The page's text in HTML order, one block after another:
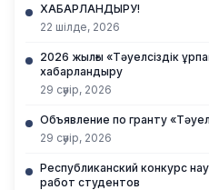
ХАБАРЛАНДЫРУ!
22 шілде, 2026
2026 жылғы «Тәуелсіздік
хабарландыру
29 сәуір, 2026
Объявление по гранту
29 сәуір, 2026
Республиканский конкурс
работ студентов